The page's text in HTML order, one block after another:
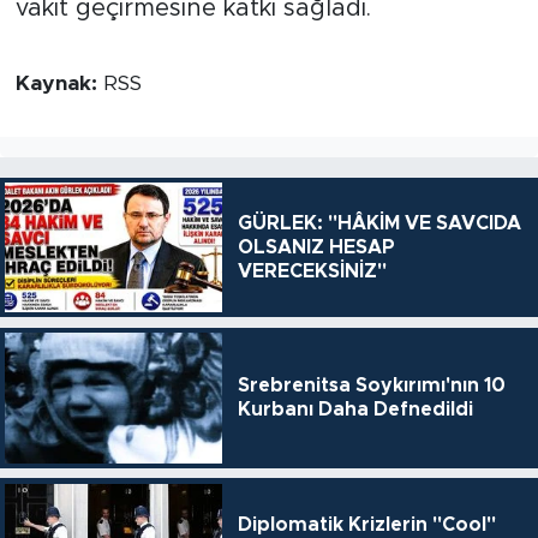
vakit geçirmesine katkı sağladı.
Kaynak: RSS
GÜRLEK: "HÂKİM VE SAVCIDA
OLSANIZ HESAP
VERECEKSİNİZ"
Srebrenitsa Soykırımı'nın 10
Kurbanı Daha Defnedildi
Diplomatik Krizlerin "Cool"